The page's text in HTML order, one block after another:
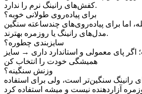
کفش‌های رانینگ نرم را ندارد.
برای پیاده‌روی طولانی خوبه؟
اما برای پیاده‌روی‌های چندساعته سنگین
مدل‌های رانینگ یا روزمره بهترند.
سایزبندی چطوره؟
اگر پای معمولی و استاندارد داری → سایز
همیشگی خودت را انتخاب کن
وزنش سنگینه؟
سنگین‌تر است، ولی برای استفاده
آزاردهنده نیست و میشه استفاده کرد